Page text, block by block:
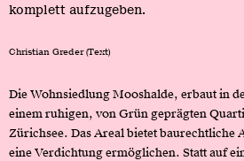
komplett aufzugeben.
Christian Greder (Text)
Die Wohnsiedlung Mooshalde, erbaut in
einem ruhigen, von Grün geprägten
Zürichsee. Das Areal bietet baurechtliche
eine Verdichtung ermöglichen. Statt auf